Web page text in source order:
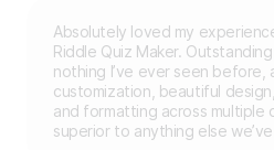
Absolutely loved my
Riddle Quiz Maker.
nothing I’ve ever seen before,
customization, beautiful
and formatting across multiple
superior to anything else